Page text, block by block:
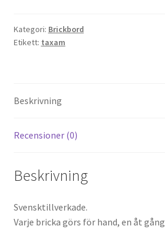
"Taxam"
mängd
Kategori: Brickbord
Etikett: taxam
Beskrivning
Recensioner (0)
Beskrivning
Svensktillverkade.
Varje bricka görs för hand, en åt